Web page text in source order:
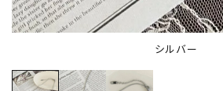
シルバー